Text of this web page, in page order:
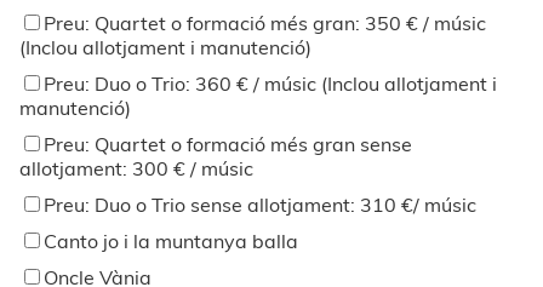
Preu: Quartet o formació més gran: 350 € / músic
(Inclou allotjament i manutenció)
Preu: Duo o Trio: 360 € / músic (Inclou allotjament i
manutenció)
Preu: Quartet o formació més gran sense
allotjament: 300 € / músic
Preu: Duo o Trio sense allotjament: 310 €/ músic
Canto jo i la muntanya balla
Oncle Vània